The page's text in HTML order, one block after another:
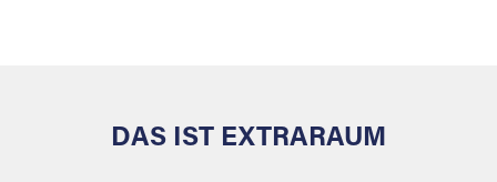
DAS IST EXTRARAUM